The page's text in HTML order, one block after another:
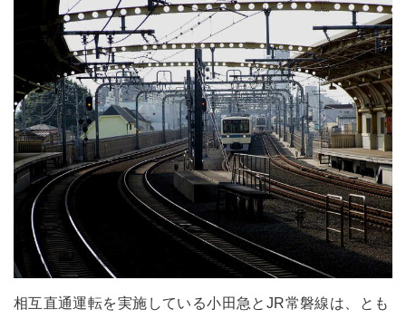
相互直通運転を実施している小田急とJR常磐線は、とも